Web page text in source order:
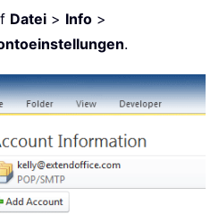
Datei > Info >
.